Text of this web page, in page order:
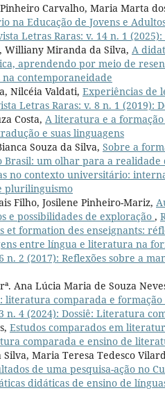
Carvalho, Maria Marta
na Educação de Jovens e
Letras Raras: v. 14 n. 1
Williany Miranda da Silva, A
aprendendo por meio de
contemporaneidade
Nilcéia Valdati, Experiências de
Letras Raras: v. 8 n. 1 (2019):
Costa, A literatura e a
e suas linguagens
Souza da Silva, Sobre a
um olhar para a realidade
no contexto universitário:
plurilinguismo
Filho, Josilene Pinheiro-Mariz,
e possibilidades de exploração ,
et formation des enseignants:
entre língua e literatura na
n. 2 (2017): Reflexões sobre a
Ana Lúcia Maria de Souza
literatura comparada e
n. 4 (2024): Dossiê: Literatura
Estudos comparados em
comparada e ensino de
Silva, Maria Teresa Tedesco
de uma pesquisa-ação no
didáticas de ensino de